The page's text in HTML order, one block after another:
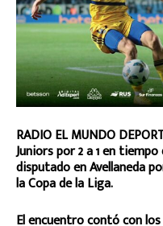
RADIO EL MUNDO
Juniors por 2 a 1 en
disputado en Avellaneda
la Copa de la Liga.
El encuentro contó con